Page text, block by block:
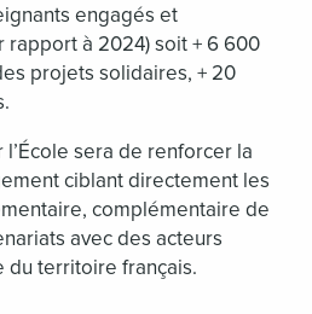
engagés et
rapport à 2024) soit + 6 600
projets solidaires, + 20
sera de renforcer la
ciblant directement les
complémentaire de
avec des acteurs
du territoire français.